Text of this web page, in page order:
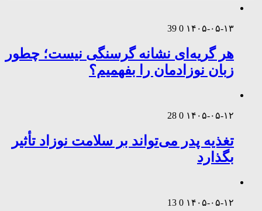
۱۴۰۵-۰۵-۱۳ 0
39
هر گریه‌ای نشانه گرسنگی نیست؛ چطور
زبان نوزادمان را بفهمیم؟
۱۴۰۵-۰۵-۱۲ 0
28
تغذیه پدر می‌تواند بر سلامت نوزاد تأثیر
بگذارد
۱۴۰۵-۰۵-۱۲ 0
13